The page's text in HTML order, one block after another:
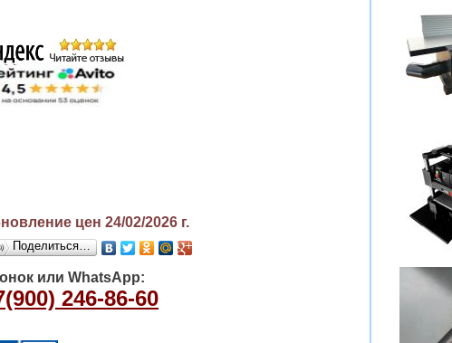
цен 24/02/2026 г.
Поделиться…
или WhatsApp:
246-86-60